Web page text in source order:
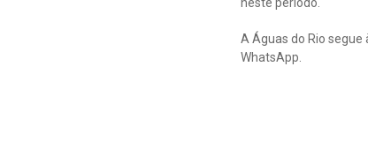
A Águas do Rio
WhatsApp.